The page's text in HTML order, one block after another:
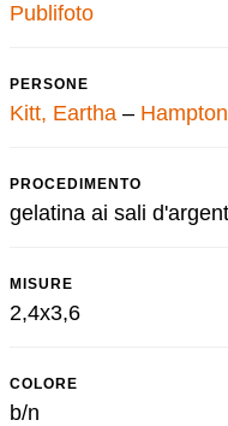
Publifoto
PERSONE
Kitt, Eartha –
PROCEDIMENTO
gelatina ai sali
MISURE
2,4x3,6
COLORE
b/n